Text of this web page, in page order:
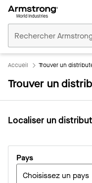
Accueil Trouver un
Trouver un
Localiser un
Pays